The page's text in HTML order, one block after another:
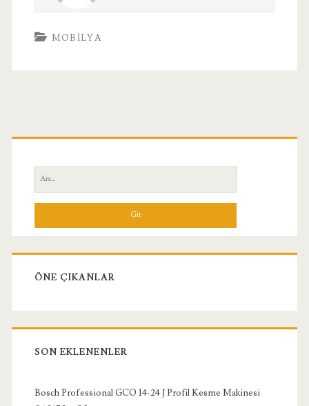
MOBILYA
Birincil
Yan
Menü
Ara:
ÖNE ÇIKANLAR
SON EKLENENLER
Bosch Professional GCO 14-24 J Profil Kesme Makinesi